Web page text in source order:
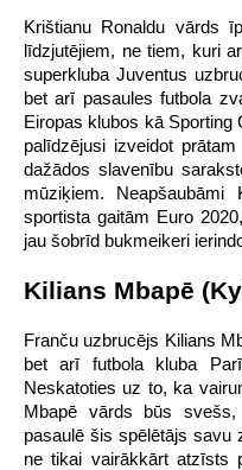
Krištianu Ronaldu vārds
līdzjutējiem, ne tiem, kuri
superkluba Juventus
bet arī pasaules futbola
Eiropas klubos kā Sporting
palīdzējusi izveidot
dažādos slavenību
mūziķiem.
sportista gaitām Euro
jau šobrīd bukmeikeri
Kilians Mbapē
Franču uzbrucējs Kilians
bet arī futbola kluba
Neskatoties uz to, ka
Mbapē vārds būs svešs,
pasaulē šis spēlētājs savu
ne tikai vairākkārt atzīsts